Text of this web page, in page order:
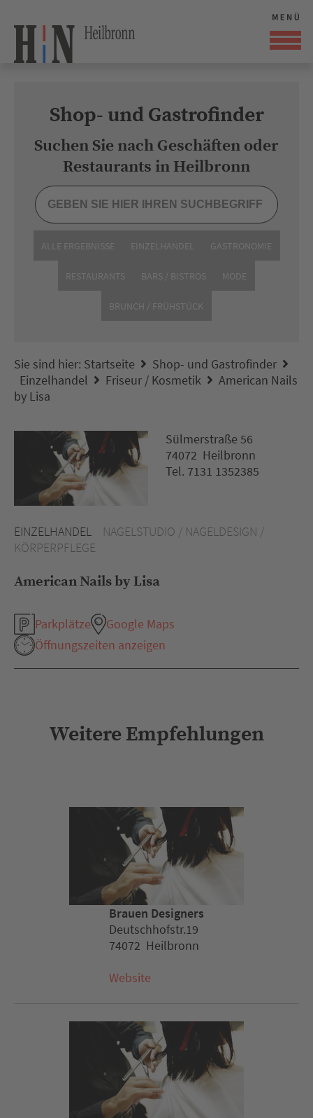
Shop- und Gastrofinder
Suchen Sie nach Geschäften oder
Restaurants in Heilbronn
ALLE ERGEBNISSE EINZELHANDEL GASTRONOMIE
RESTAURANTS BARS / BISTROS MODE
BRUNCH / FRÜHSTÜCK
Sie sind hier: Startseite
Shop- und Gastrofinder
Einzelhandel
Friseur / Kosmetik
American Nails
by Lisa
EINZELHANDEL
NAGELSTUDIO / NAGELDESIGN /
KÖRPERPFLEGE
American Nails by Lisa
Parkplätze
Google Maps
Öffnungszeiten anzeigen
Sülmerstraße 56
74072 Heilbronn
Tel. 7131 1352385
Weitere Empfehlungen
Brauen Designers
Deutschhofstr.19
74072 Heilbronn
Website